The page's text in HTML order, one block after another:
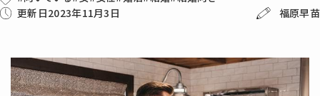
相談所概要
更新日2023年11月3日
福原早苗
女性向け(9)
婚活の準備&心構え(14)